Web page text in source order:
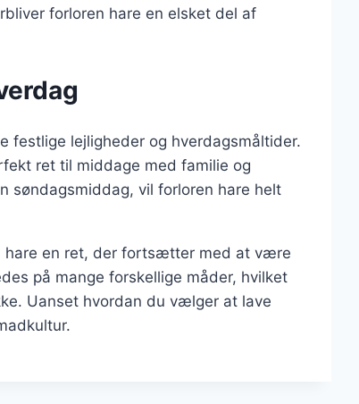
forloren hare en elsket del af
festlige lejligheder og hverdagsmåltider.
ret til middage med familie og
søndagsmiddag, vil forloren hare helt
hare en ret, der fortsætter med at være
på mange forskellige måder, hvilket
Uanset hvordan du vælger at lave